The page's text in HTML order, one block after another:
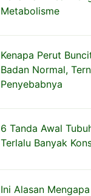
Metabolisme
Kenapa Perut
Badan Normal,
Penyebabnya
6 Tanda Awal
Terlalu Banyak
Ini Alasan